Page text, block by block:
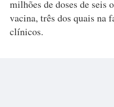
milhões de doses de seis
vacina, três dos quais na
clínicos.